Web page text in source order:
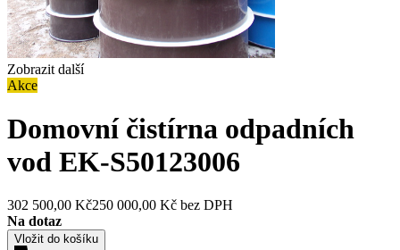
Zobrazit další
Akce
Domovní čistírna odpadních
vod EK-S50123006
302 500,00 Kč250 000,00 Kč bez DPH
Na dotaz
Vložit do košíku